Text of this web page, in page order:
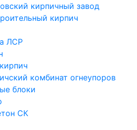
кирпичный завод
кирпич
ЛСР
комбинат огнеупоров
блоки
СК